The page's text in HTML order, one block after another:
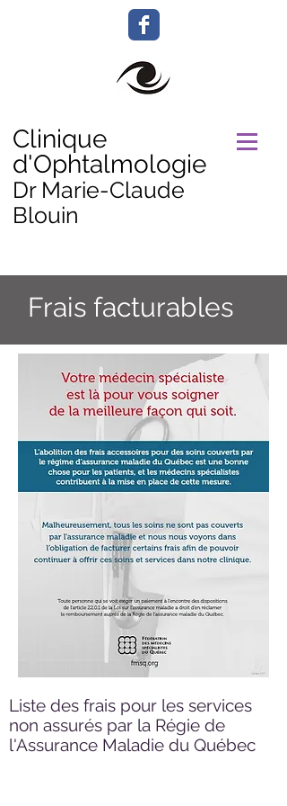
Clinique
d'Ophtalmologie
Dr Marie-Claude
Blouin
Frais facturables
Liste des frais pour les services
non assurés par la Régie de
l'Assurance Maladie du Québec